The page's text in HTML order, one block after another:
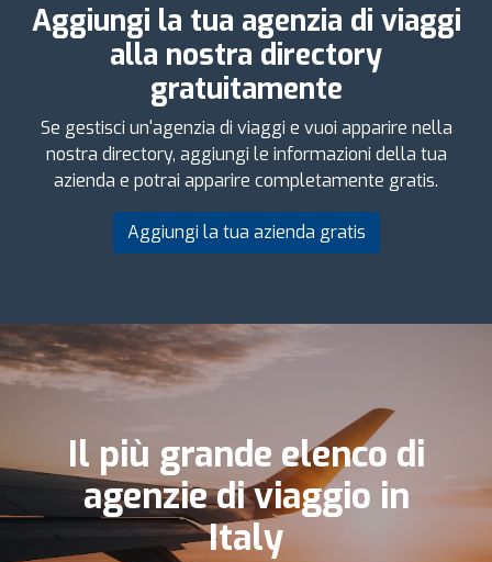
Aggiungi la tua agenzia di viaggi
alla nostra directory
gratuitamente
Se gestisci un'agenzia di viaggi e vuoi apparire nella
nostra directory, aggiungi le informazioni della tua
azienda e potrai apparire completamente gratis.
Aggiungi la tua azienda gratis
Il più grande elenco di
agenzie di viaggio in
Italy